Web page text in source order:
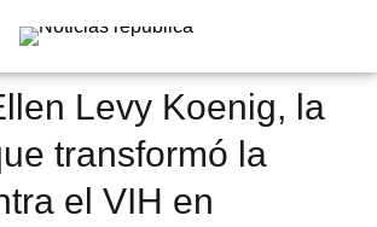
Levy Koenig, la
transformó la
el VIH en